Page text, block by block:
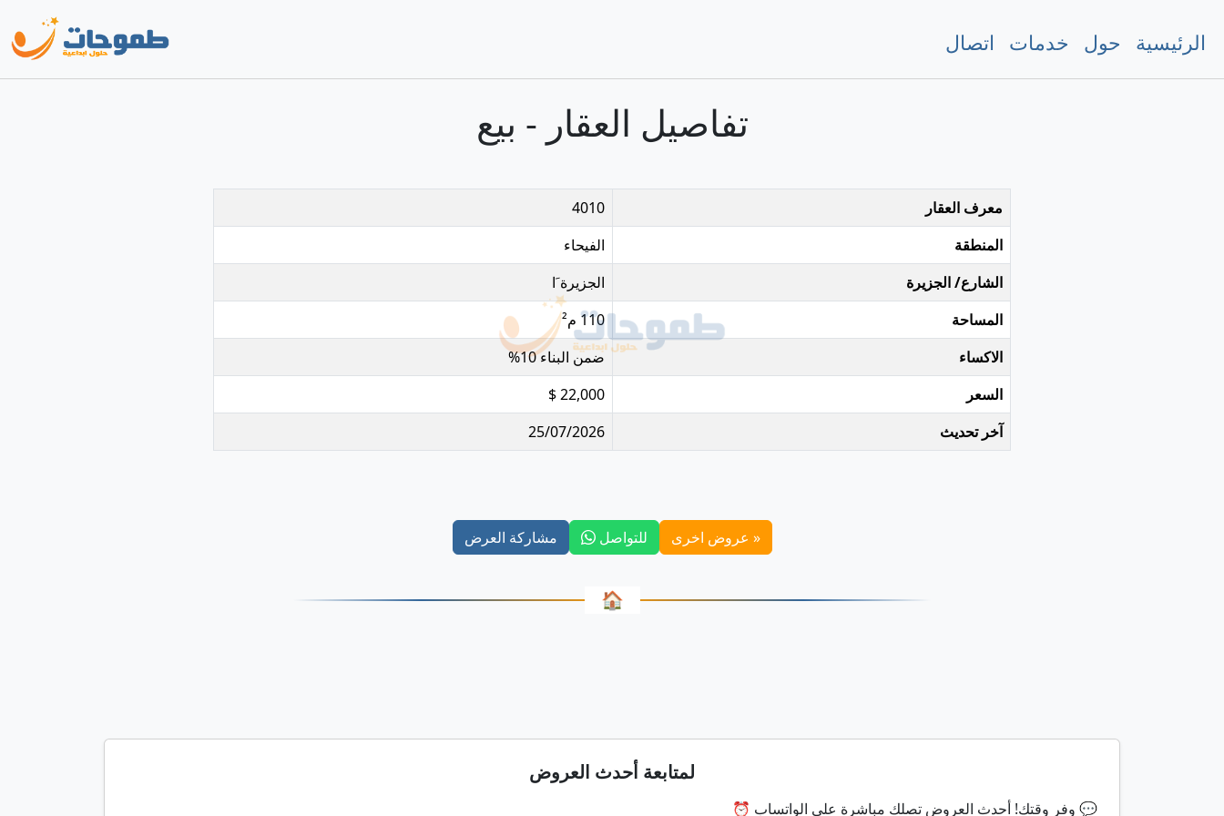
الرئيسية حول خدمات اتصال
تفاصيل العقار - بيع
معرف العقار
4010
المنطقة
الفيحاء
الشارع/ الجزيرة
الجزيرة َا
المساحة
110 م²
الاكساء
ضمن البناء 10%
السعر
22,000 $
آخر تحديث
25/07/2026
« عروض اخرى للتواصل مشاركة العرض
🏠
لمتابعة أحدث العروض
⏰ وفر وقتك! أحدث العروض تصلك مباشرة على الواتساب 💬